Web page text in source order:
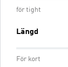
för tight
Längd
För kort